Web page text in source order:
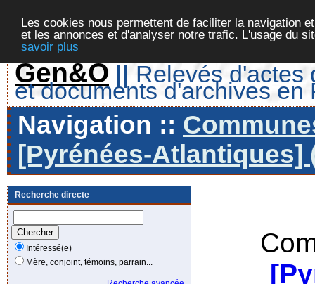
Les cookies nous permettent de faciliter la navigation
et les annonces et d'analyser notre trafic. L'usage du
savoir plus
Gen&O || Relevés d'actes
et documents d'archives en
Navigation ::
[Pyrénées-Atlantiques]
Recherche directe
Intéressé(e)
Mère, conjoint, témoins, parrain...